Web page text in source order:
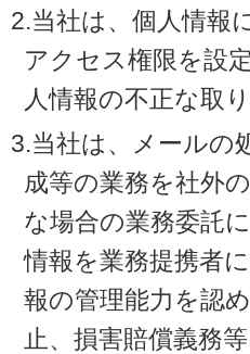
2.当社は、個人情報
アクセス権限を設
人情報の不正な取
3.当社は、メールの
成等の業務を社外
な場合の業務委託
情報を業務提携者
報の管理能力を認
止、損害賠償義務